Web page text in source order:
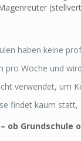
haben keine
Woche und
verwendet, um
findet kaum
ob Grundschule